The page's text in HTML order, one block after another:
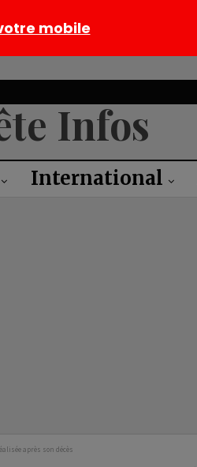
International
après son décès
mobile